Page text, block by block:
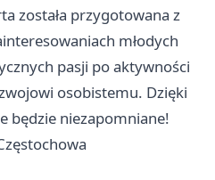
została przygotowana z
młodych
pasji po aktywności
osobistemu. Dzięki
będzie niezapomniane!